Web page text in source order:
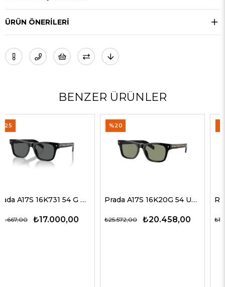
ÜRÜN ÖNERILERI
BENZER ÜRÜNLER
Prada A17S 16K20G 54 Unisex Güneş Gözlükleri
₺20.458,00
₺25.572,00
Rayban 4547 601/58 60 Erkek Güneş Gözlükleri
₺9.774,00
₺15.037,00